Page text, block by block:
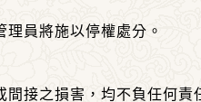
理員將施以停權處分。
間接之損害，均不負任何責